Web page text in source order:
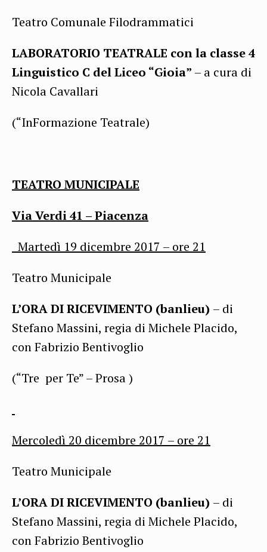
Teatro Comunale Filodrammatici
LABORATORIO TEATRALE con la classe 4
Linguistico C del Liceo “Gioia” – a cura di
Nicola Cavallari
(“InFormazione Teatrale)
TEATRO MUNICIPALE
Via Verdi 41 – Piacenza
Martedì 19 dicembre 2017 – ore 21
Teatro Municipale
L’ORA DI RICEVIMENTO (banlieu) – di
Stefano Massini, regia di Michele Placido,
con Fabrizio Bentivoglio
(“Tre per Te” – Prosa )
Mercoledì 20 dicembre 2017 – ore 21
Teatro Municipale
L’ORA DI RICEVIMENTO (banlieu) – di
Stefano Massini, regia di Michele Placido,
con Fabrizio Bentivoglio